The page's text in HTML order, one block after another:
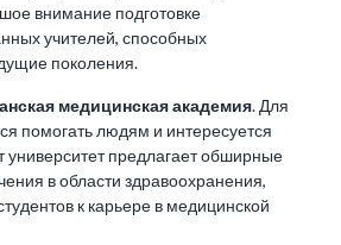
внимание подготовке
учителей, способных
поколения.
медицинская академия. Для
помогать людям и интересуется
университет предлагает обширные
в области здравоохранения,
к карьере в медицинской